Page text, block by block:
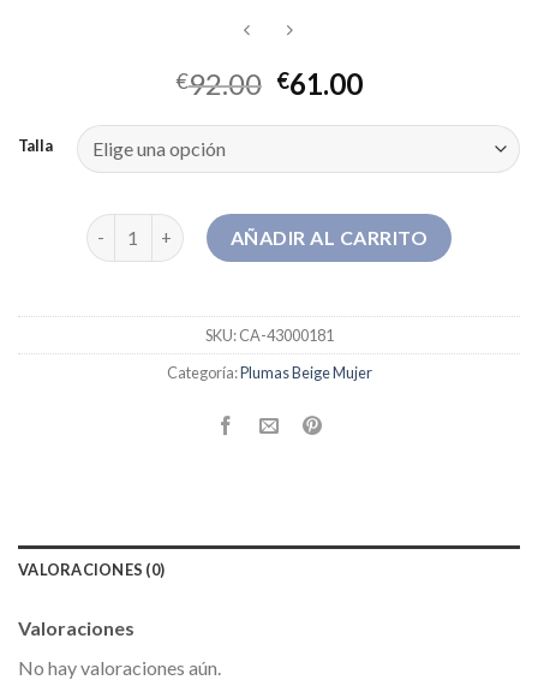
€92.00 €61.00
Talla
plumas beige mujer cantidadAÑADIR AL CARRITO
SKU:CA-43000181
Categoría:Plumas Beige Mujer
VALORACIONES (0)
Valoraciones
No hay valoraciones aún.